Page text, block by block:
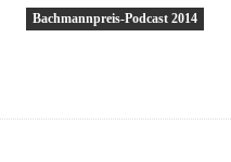
Bachmannpreis-Podcast 2014